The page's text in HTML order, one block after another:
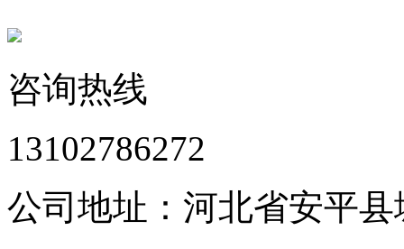
咨询热线
13102786272
公司地址：河北省安平